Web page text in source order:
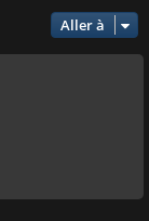
Aller à